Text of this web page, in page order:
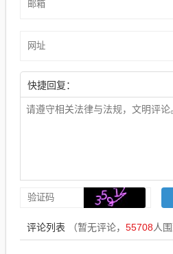
快捷回复：
评论列表 （暂无评论， 55708人围